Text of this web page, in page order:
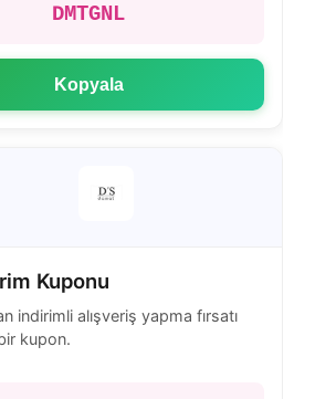
DMTGNL
Kopyala
Kuponu
indirimli alışveriş yapma fırsatı
kupon.